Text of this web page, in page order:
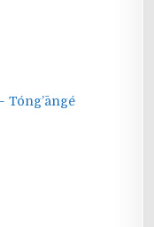
Tóng’āngé